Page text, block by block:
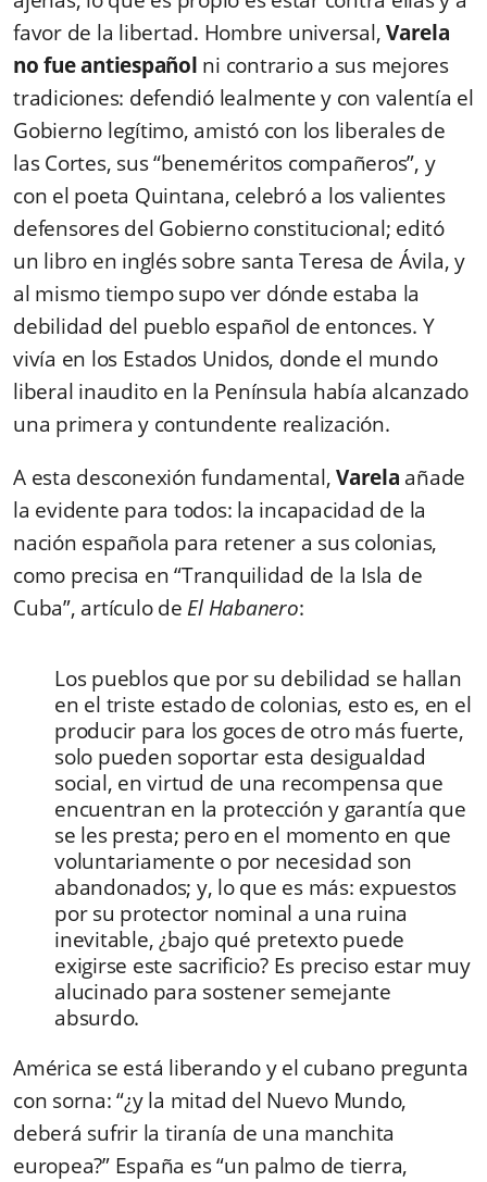
favor de la libertad. Hombre universal,Varela
no fue antiespañol ni contrario a sus mejores
tradiciones: defendió lealmente y con valentía el
Gobierno legítimo, amistó con los liberales de
las Cortes, sus “beneméritos compañeros”, y
con el poeta Quintana, celebró a los valientes
defensores del Gobierno constitucional; editó
un libro en inglés sobre santa Teresa de Ávila, y
al mismo tiempo supo ver dónde estaba la
debilidad del pueblo español de entonces. Y
vivía en los Estados Unidos, donde el mundo
liberal inaudito en la Península había alcanzado
una primera y contundente realización.
A esta desconexión fundamental,Varela añade
la evidente para todos: la incapacidad de la
nación española para retener a sus colonias,
como precisa en “Tranquilidad de la Isla de
Cuba”, artículo de El Habanero:
Los pueblos que por su debilidad se hallan
en el triste estado de colonias, esto es, en el
producir para los goces de otro más fuerte,
solo pueden soportar esta desigualdad
social, en virtud de una recompensa que
encuentran en la protección y garantía que
se les presta; pero en el momento en que
voluntariamente o por necesidad son
abandonados; y, lo que es más: expuestos
por su protector nominal a una ruina
inevitable, ¿bajo qué pretexto puede
exigirse este sacrificio? Es preciso estar muy
alucinado para sostener semejante
absurdo.
América se está liberando y el cubano pregunta
con sorna: “¿y la mitad del Nuevo Mundo,
deberá sufrir la tiranía de una manchita
europea?” España es “un palmo de tierra,